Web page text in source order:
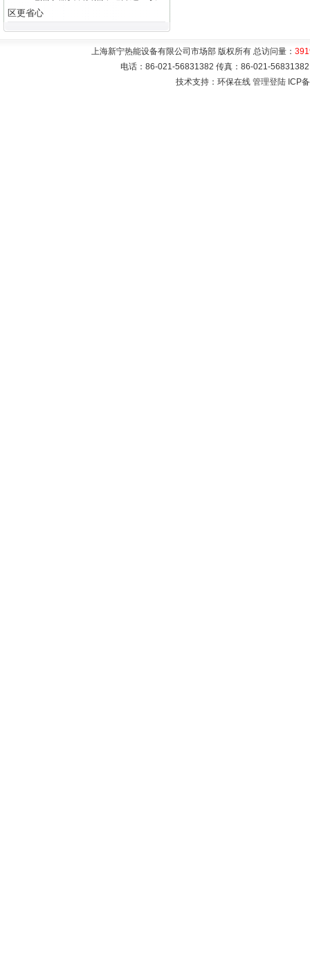
区更省心
上海新宁热能设备有限公司市场部 版权所有 总访问量：
电话：86-021-56831382 传真：86-021-
技术支持：环保在线 管理登陆 ICP